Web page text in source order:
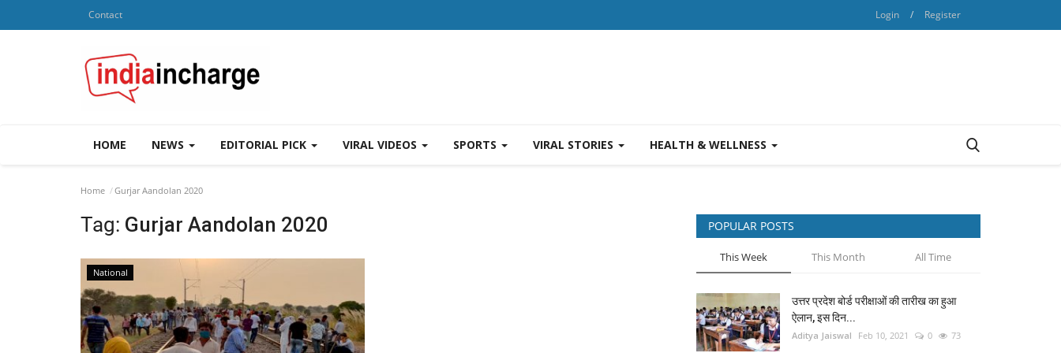
Contact Login / Register
HOME NEWS EDITORIAL PICK VIRAL VIDEOS SPORTS VIRAL STORIES HEALTH & WELLNESS
Home Gurjar Aandolan 2020
Tag: Gurjar Aandolan 2020
National
POPULAR POSTS
This Week This Month All Time
उत्तर प्रदेश बोर्ड परीक्षाओं की तारीख का हुआ
ऐलान, इस दिन...
Aditya Jaiswal Feb 10, 2021 0 73